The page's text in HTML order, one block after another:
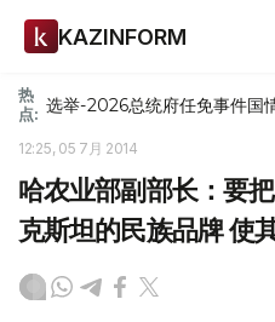
KAZINFORM
热
点: 选举-2026总统府任免事件国
12:25, 05 7月 2014
哈农业部副部长：要
克斯坦的民族品牌 使